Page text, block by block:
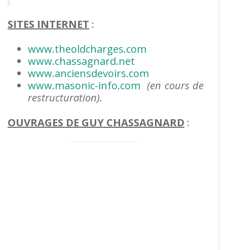
SITES INTERNET :
www.theoldcharges.com
www.chassagnard.net
www.anciensdevoirs.com
www.masonic-info.com (en cours de
restructuration).
OUVRAGES DE GUY CHASSAGNARD :